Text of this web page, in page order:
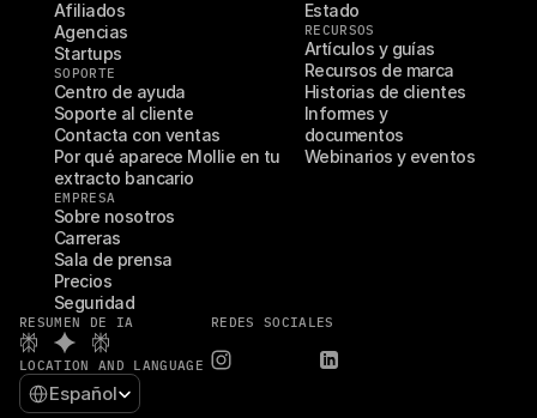
Afiliados
Agencias
Startups
SOPORTE
Centro de ayuda
Soporte al cliente
Contacta con ventas
Por qué aparece Mollie en tu
extracto bancario
EMPRESA
Sobre nosotros
Carreras
Sala de prensa
Precios
Seguridad
Estado
RECURSOS
Artículos y guías
Recursos de marca
Historias de clientes
Informes y
documentos
Webinarios y eventos
RESUMEN DE IA REDES SOCIALES
LOCATION AND LANGUAGE
Select Language
Español